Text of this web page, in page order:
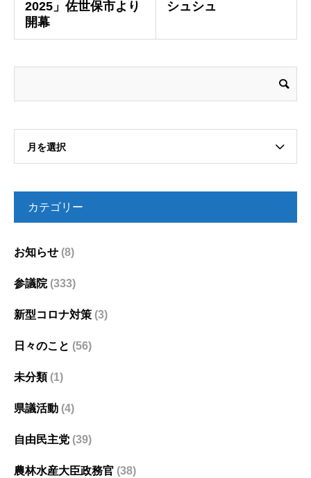
2025」佐世保市より
開幕
シュシュ
月を選択
カテゴリー
お知らせ (8)
参議院(333)
新型コロナ対策 (3)
日々のこと (56)
未分類(1)
県議活動 (4)
自由民主党 (39)
農林水産大臣政務官 (38)